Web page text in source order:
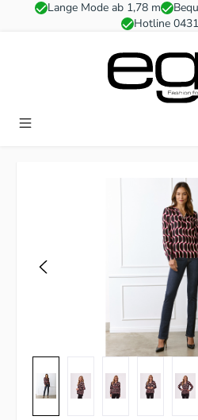
Zum Hauptinhalt springen
Lange Mode ab 1,78 m
Hotline